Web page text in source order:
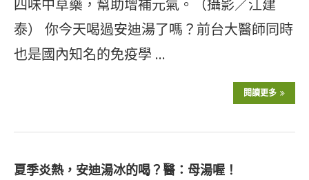
四味中草藥，幫助增補元氣。（攝影／江建
泰） 你今天喝過安迪湯了嗎？前台大醫師同時
也是國內知名的免疫學 …
閱讀更多
夏季炎熱，安迪湯冰的喝？醫：母湯喔！